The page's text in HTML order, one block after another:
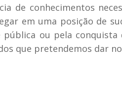
de conhecimentos
em uma posição de
pública ou pela
que pretendemos dar